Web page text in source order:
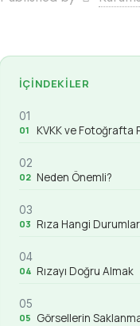
İÇINDEKILER
01
KVKK ve Fotoğrafta
02
Neden Önemli?
03
Rıza Hangi
04
Rızayı Doğru Almak
05
Görsellerin